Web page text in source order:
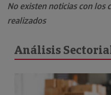
No existen noticias con los
realizados
Análisis